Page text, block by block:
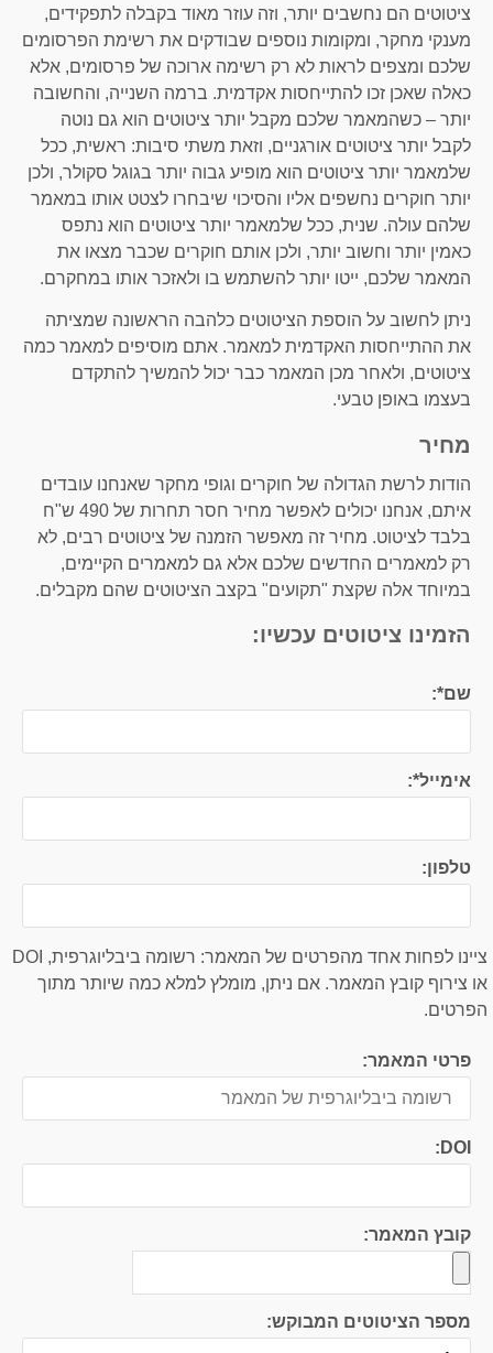
ציטוטים הם נחשבים יותר, וזה עוזר מאוד בקבלה לתפקידים,
מענקי מחקר, ומקומות נוספים שבודקים את רשימת הפרסומים
שלכם ומצפים לראות לא רק רשימה ארוכה של פרסומים, אלא
כאלה שאכן זכו להתייחסות אקדמית. ברמה השנייה, והחשובה
יותר – כשהמאמר שלכם מקבל יותר ציטוטים הוא גם נוטה
לקבל יותר ציטוטים אורגניים, וזאת משתי סיבות: ראשית, ככל
שלמאמר יותר ציטוטים הוא מופיע גבוה יותר בגוגל סקולר, ולכן
יותר חוקרים נחשפים אליו והסיכוי שיבחרו לצטט אותו במאמר
שלהם עולה. שנית, ככל שלמאמר יותר ציטוטים הוא נתפס
כאמין יותר וחשוב יותר, ולכן אותם חוקרים שכבר מצאו את
המאמר שלכם, ייטו יותר להשתמש בו ולאזכר אותו במחקרם.
ניתן לחשוב על הוספת הציטוטים כלהבה הראשונה שמציתה
את ההתייחסות האקדמית למאמר. אתם מוסיפים למאמר כמה
ציטוטים, ולאחר מכן המאמר כבר יכול להמשיך להתקדם
בעצמו באופן טבעי.
מחיר
הודות לרשת הגדולה של חוקרים וגופי מחקר שאנחנו עובדים
איתם, אנחנו יכולים לאפשר מחיר חסר תחרות של 490 ש"ח
בלבד לציטוט. מחיר זה מאפשר הזמנה של ציטוטים רבים, לא
רק למאמרים החדשים שלכם אלא גם למאמרים הקיימים,
במיוחד אלה שקצת "תקועים" בקצב הציטוטים שהם מקבלים.
הזמינו ציטוטים עכשיו:
שם*:
אימייל*:
טלפון:
ציינו לפחות אחד מהפרטים של המאמר: רשומה ביבליוגרפית, DOI
או צירוף קובץ המאמר. אם ניתן, מומלץ למלא כמה שיותר מתוך
הפרטים.
פרטי המאמר:
DOI:
קובץ המאמר:
מספר הציטוטים המבוקש: